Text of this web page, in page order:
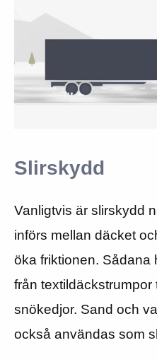
Slirskydd
Vanligtvis är slirskydd
införs mellan däcket
öka friktionen. Sådana
från textildäckstrumpor
snökedjor. Sand och
också användas som